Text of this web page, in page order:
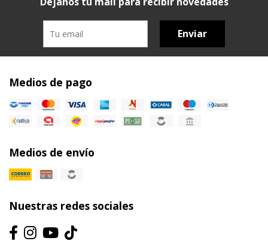
Enviar
Medios de pago
Medios de envío
Nuestras redes sociales